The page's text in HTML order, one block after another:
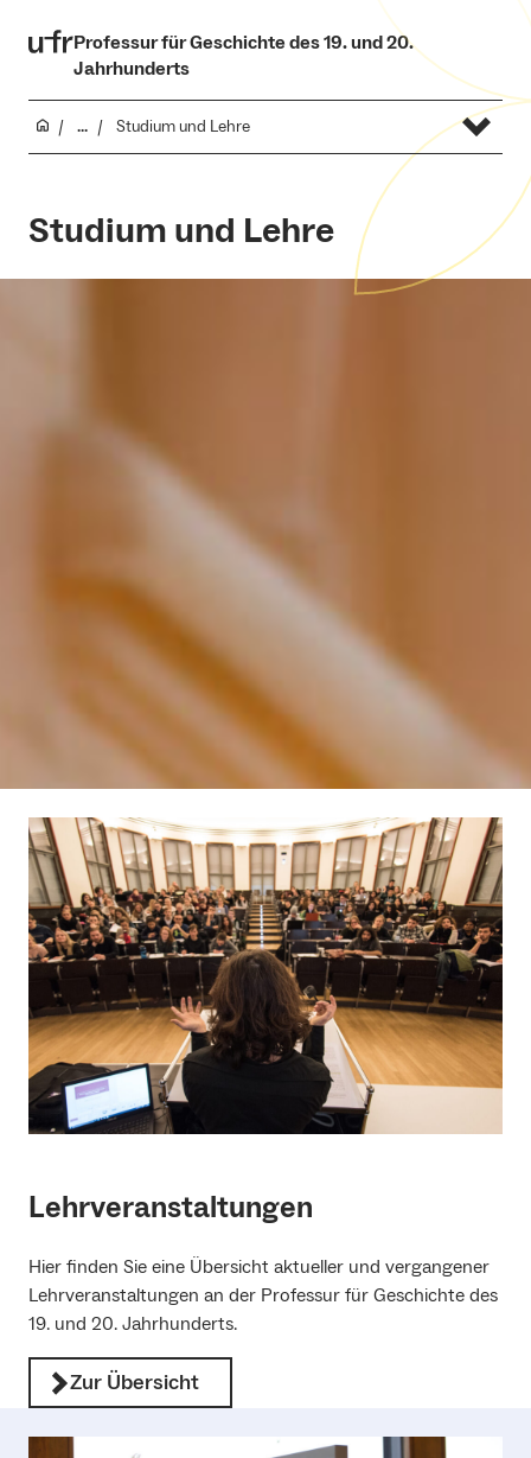
Professur für Geschichte des 19. und 20.
Jahrhunderts
... Studium und Lehre
Studium und Lehre
Lehrveranstaltungen
Hier finden Sie eine Übersicht aktueller und vergangener
Lehrveranstaltungen an der Professur für Geschichte des
19. und 20. Jahrhunderts.
Zur Übersicht